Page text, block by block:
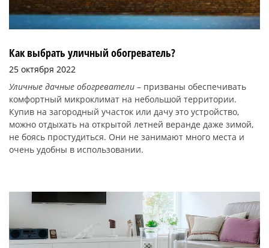
Как выбрать уличный обогреватель?
25 октября 2022
Уличные дачные обогреватели – призваны обеспечивать
комфортный микроклимат на небольшой территории.
Купив на загородный участок или дачу это устройство,
можно отдыхать на открытой летней веранде даже зимой,
не боясь простудиться. Они не занимают много места и
очень удобны в использовании.